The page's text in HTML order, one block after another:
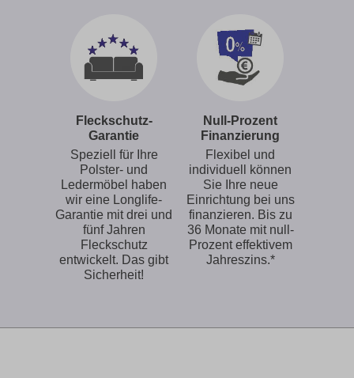
Fleckschutz-
Garantie
Speziell für Ihre
Polster- und
Ledermöbel haben
wir eine Longlife-
Garantie mit drei und
fünf Jahren
Fleckschutz
entwickelt. Das gibt
Sicherheit!
Null-Prozent
Finanzierung
Flexibel und
individuell können
Sie Ihre neue
Einrichtung bei uns
finanzieren. Bis zu
36 Monate mit null-
Prozent effektivem
Jahreszins.*